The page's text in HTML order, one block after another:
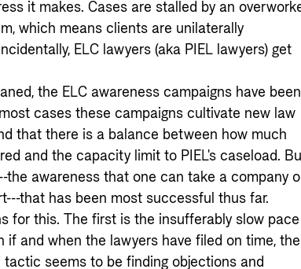
it makes. Cases are stalled by an
which means clients are unilaterally
ELC lawyers (aka PIEL lawyers) get
the ELC awareness campaigns have been
cases these campaigns cultivate new law
that there is a balance between how much
and the capacity limit to PIEL's caseload.
the awareness that one can take a company
that has been most successful thus far.
for this. The first is the insufferably slow
if and when the lawyers have filed on time, the
seems to be finding objections and